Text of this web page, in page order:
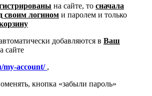
на сайте, то сначала
своим логином и паролем и только
добавляются в Ваш
сайте
my-account/ ,
кнопка «забыли пароль»